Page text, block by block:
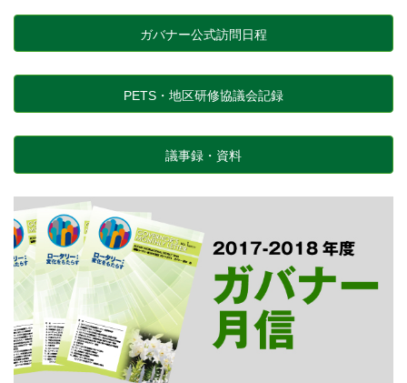
ガバナー公式訪問日程
PETS・地区研修協議会記録
議事録・資料